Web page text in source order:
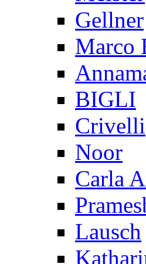
Gellner
Marco
BIGLI
Crivelli
Noor
Carla
Lausch